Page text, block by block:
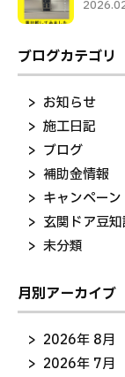
ブログカテゴリ
お知らせ
施工日記
ブログ
補助金情報
キャンペーン
玄関ドア豆
未分類
月別アーカイブ
2026年 8月
2026年 7月